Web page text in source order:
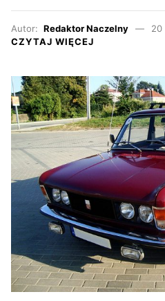
Autor: Redaktor Naczelny
20
CZYTAJ WIĘCEJ